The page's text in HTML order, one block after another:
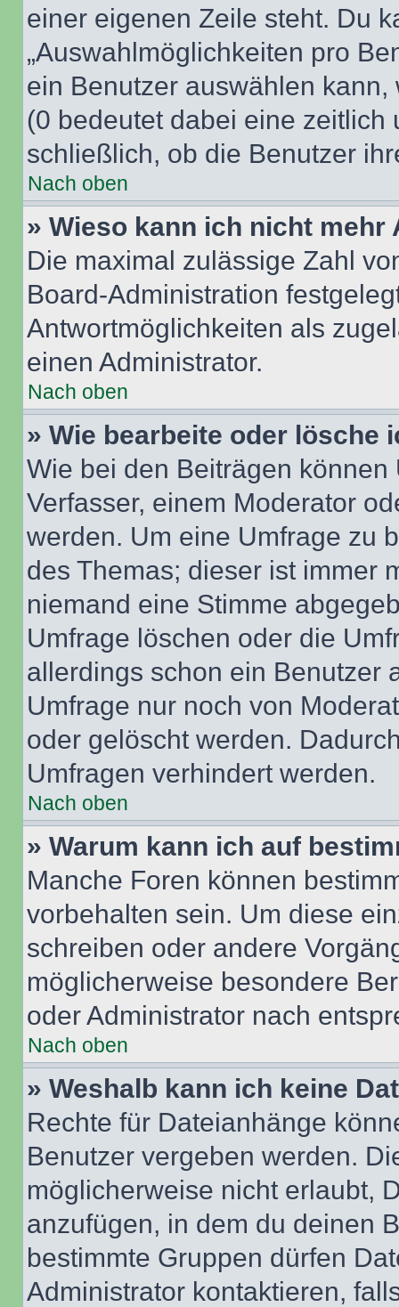
einer eigenen Zeile steht. Du
„Auswahlmöglichkeiten pro
ein Benutzer auswählen
(0 bedeutet dabei eine
schließlich, ob die Benutzer
Nach oben
» Wieso kann ich nicht
Die maximal zulässige Zahl
Board-Administration
Antwortmöglichkeiten als
einen Administrator.
Nach oben
» Wie bearbeite oder lösche
Wie bei den Beiträgen
Verfasser, einem Moderator
werden. Um eine Umfrage zu
des Themas; dieser ist immer
niemand eine Stimme
Umfrage löschen oder die
allerdings schon ein Benutzer
Umfrage nur noch von
oder gelöscht werden.
Umfragen verhindert werden.
Nach oben
» Warum kann ich auf
Manche Foren können
vorbehalten sein. Um diese
schreiben oder andere
möglicherweise besondere
oder Administrator nach
Nach oben
» Weshalb kann ich keine
Rechte für Dateianhänge
Benutzer vergeben werden.
möglicherweise nicht erlaubt,
anzufügen, in dem du deinen
bestimmte Gruppen dürfen
Administrator kontaktieren,